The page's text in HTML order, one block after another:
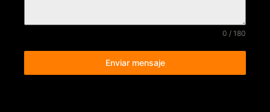
0 / 180
Enviar mensaje